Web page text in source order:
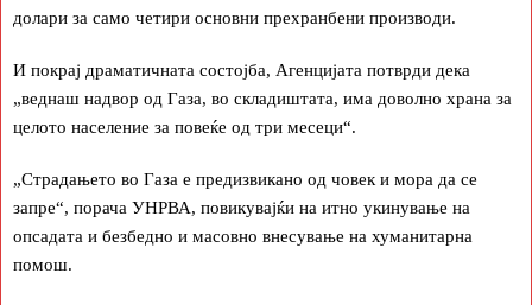
долари за само четири основни прехранбени производи.
И покрај драматичната состојба, Агенцијата потврди дека
„веднаш надвор од Газа, во складиштата, има доволно храна за
целото население за повеќе од три месеци“.
„Страдањето во Газа е предизвикано од човек и мора да се
запре“, порача УНРВА, повикувајќи на итно укинување на
опсадата и безбедно и масовно внесување на хуманитарна
помош.